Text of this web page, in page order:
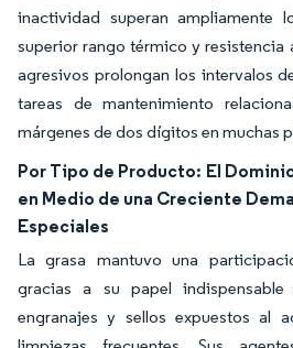
inactividad superan ampliamente
superior rango térmico y resistencia
agresivos prolongan los intervalos
tareas de mantenimiento
márgenes de dos dígitos en muchas
Por Tipo de Producto: El
en Medio de una Creciente
Especiales
La grasa mantuvo una
gracias a su papel
engranajes y sellos expuestos al